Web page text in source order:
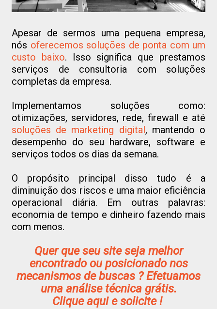
Apesar de sermos uma pequena empresa,
nós oferecemos soluções de ponta com um
custo baixo. Isso significa que prestamos
serviços de consultoria com soluções
completas da empresa.
Implementamos soluções como:
otimizações, servidores, rede, firewall e até
soluções de marketing digital, mantendo o
desempenho do seu hardware, software e
serviços todos os dias da semana.
O propósito principal disso tudo é a
diminuição dos riscos e uma maior eficiência
operacional diária. Em outras palavras:
economia de tempo e dinheiro fazendo mais
com menos.
Quer que seu site seja melhor
encontrado ou posicionado nos
mecanismos de buscas ? Efetuamos
uma análise técnica grátis.
Clique aqui e solicite !